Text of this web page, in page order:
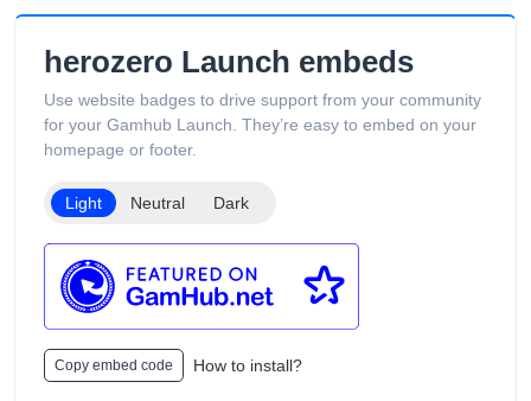
herozero Launch embeds
Use website badges to drive support from your community
for your Gamhub Launch. They’re easy to embed on your
homepage or footer.
Light Neutral Dark
Copy embed code How to install?